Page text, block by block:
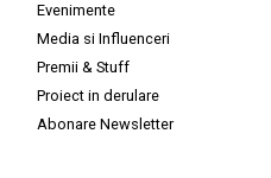
Evenimente
Media si Influenceri
Premii & Stuff
Proiect in derulare
Abonare Newsletter